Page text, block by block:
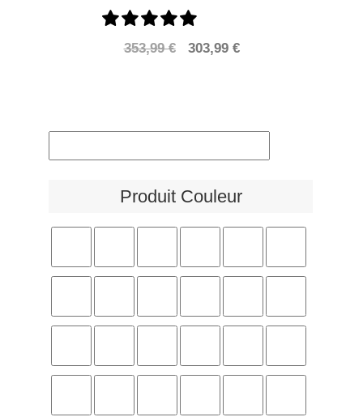
353,99€
Le
353,99 €.
303,99 €Le
303,99 €.
Produit Couleur